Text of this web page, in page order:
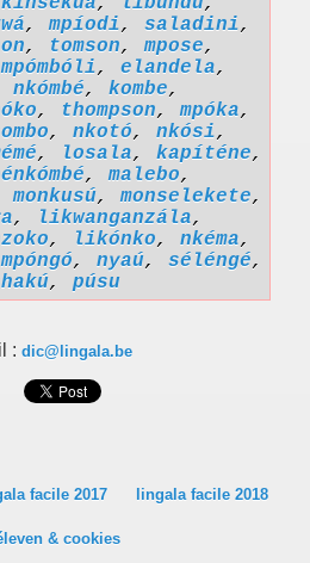
,mpíodi, saladini,
, tomson,mpose,
mpómbóli, elandela,
nkómbé, kombe,
, thompson,mpóka,
, nkotó, nkósi,
, losala, kapíténe,
,malebo,
monkusú,monselekete,
, likwanganzála,
, likónko, nkéma,
mpóngó, nyaú, séléngé,
, púsu
: dic@lingala.be
facile 2017 lingala facile 2018
& cookies